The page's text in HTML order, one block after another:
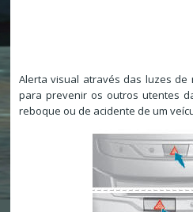
Alerta visual através das luzes de
para prevenir os outros utentes
reboque ou de acidente de um